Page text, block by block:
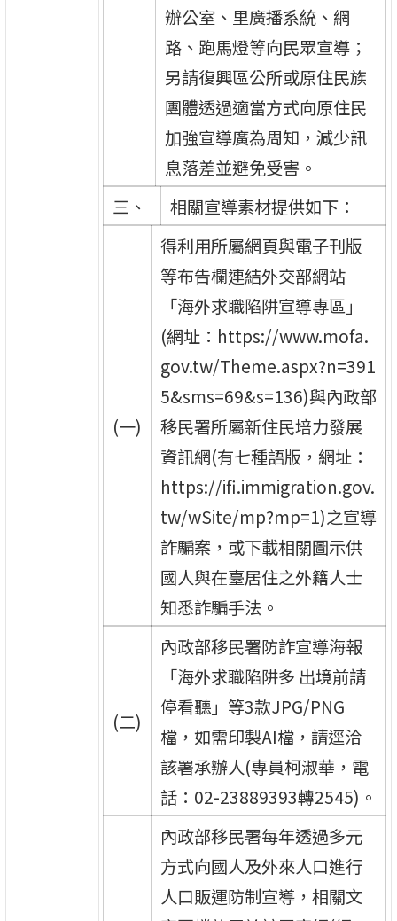
辦公室、里廣播系統、網
路、跑馬燈等向民眾宣導；
另請復興區公所或原住民族
團體透過適當方式向原住民
加強宣導廣為周知，減少訊
息落差並避免受害。
三、
相關宣導素材提供如下：
(一)
得利用所屬網頁與電子刊版
等布告欄連結外交部網站
「海外求職陷阱宣導專區」
(網址：https://www.mofa.
gov.tw/Theme.aspx?n=391
5&sms=69&s=136)與內政部
移民署所屬新住民培力發展
資訊網(有七種語版，網址：
https://ifi.immigration.gov.
tw/wSite/mp?mp=1)之宣導
詐騙案，或下載相關圖示供
國人與在臺居住之外籍人士
知悉詐騙手法。
(二)
內政部移民署防詐宣導海報
「海外求職陷阱多 出境前請
停看聽」等3款JPG/PNG
檔，如需印製AI檔，請逕洽
該署承辦人(專員柯淑華，電
話：02-23889393轉2545)。
內政部移民署每年透過多元
方式向國人及外來人口進行
人口販運防制宣導，相關文